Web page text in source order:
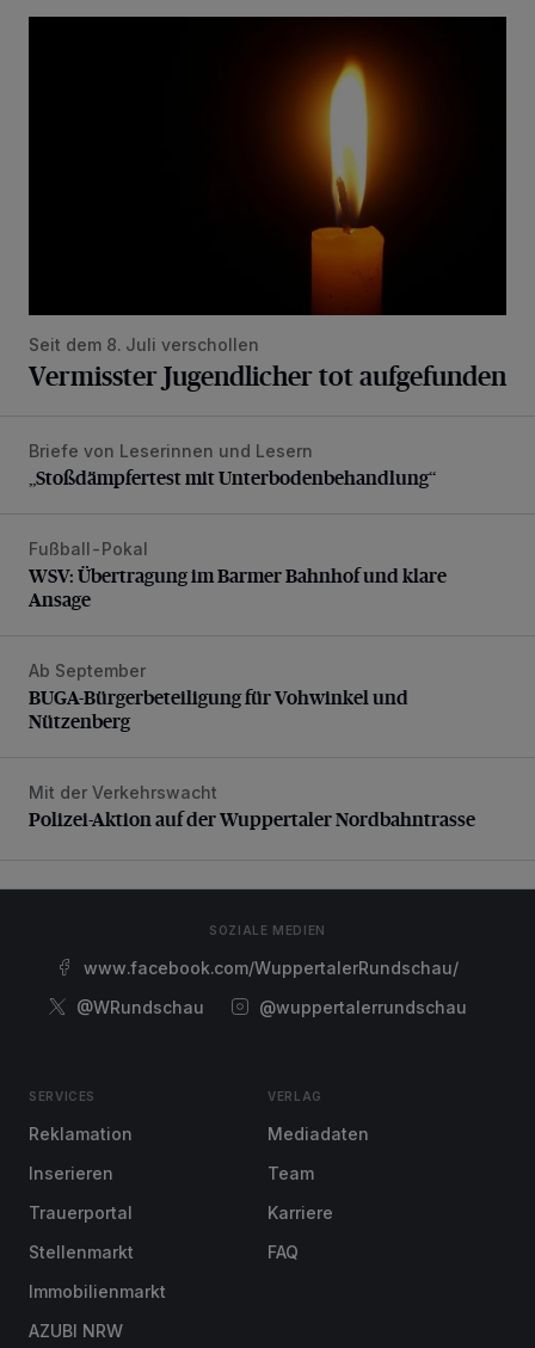
Seit dem 8. Juli verschollen
Vermisster Jugendlicher tot aufgefunden
„Stoßdämpfertest mit Unterbodenbehandlung“
Briefe von Leserinnen und Lesern
„Stoßdämpfertest mit Unterbodenbehandlung“
WSV: Übertragung im Barmer Bahnhof und klare Ansage
Fußball-Pokal
WSV: Übertragung im Barmer Bahnhof und klare
Ansage
BUGA-Bürgerbeteiligung für Vohwinkel und Nützenberg
Ab September
BUGA-Bürgerbeteiligung für Vohwinkel und
Nützenberg
Polizei-Aktion auf der Wuppertaler Nordbahntrasse
Mit der Verkehrswacht
Polizei-Aktion auf der Wuppertaler Nordbahntrasse
SOZIALE MEDIEN
www.facebook.com/WuppertalerRundschau/
@WRundschau
@wuppertalerrundschau
SERVICES
Reklamation
Inserieren
Trauerportal
Stellenmarkt
Immobilienmarkt
AZUBI NRW
VERLAG
Mediadaten
Team
Karriere
FAQ